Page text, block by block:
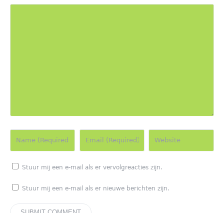
Stuur mij een e-mail als er vervolgreacties zijn.
Stuur mij een e-mail als er nieuwe berichten zijn.